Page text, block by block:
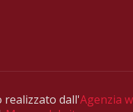
realizzato dall'Agenzia